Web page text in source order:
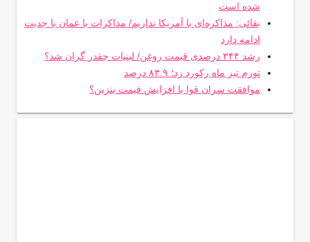
شده است
بقائی: مذاکره‌ای با آمریکا نداریم/ مذاکرات با عمان با جدیت
ادامه دارد
رشد ۳۴۴ درصدی قیمت روغن/ لبنیات چقدر گران شد؟
تورم تیر ماه رکورد زد؛ ۸۳.۹ درصد
موافقت سران قوا با افزایش قیمت بنزین؟